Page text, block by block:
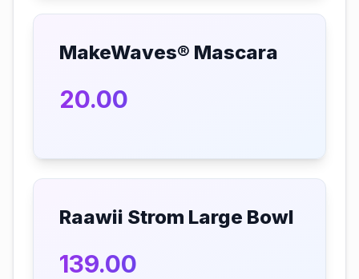
MakeWaves® Mascara
20.00
Raawii Strom Large Bowl
139.00